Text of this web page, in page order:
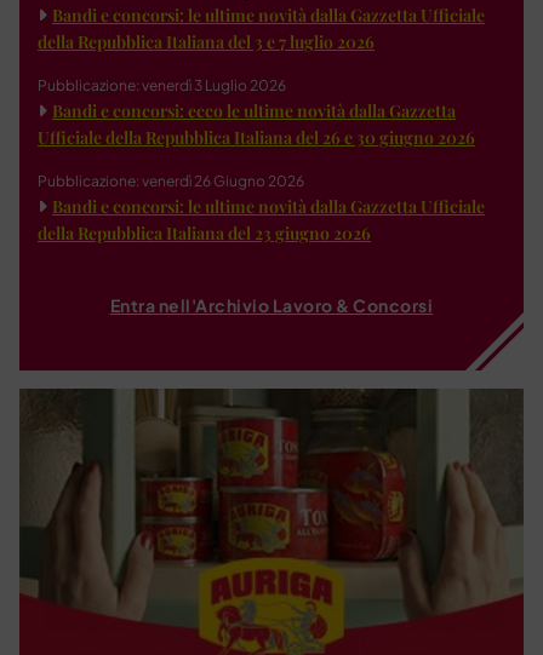
Bandi e concorsi: le ultime novità dalla Gazzetta Ufficiale
della Repubblica Italiana del 3 e 7 luglio 2026
Pubblicazione: venerdì 3 Luglio 2026
Bandi e concorsi: ecco le ultime novità dalla Gazzetta
Ufficiale della Repubblica Italiana del 26 e 30 giugno 2026
Pubblicazione: venerdì 26 Giugno 2026
Bandi e concorsi: le ultime novità dalla Gazzetta Ufficiale
della Repubblica Italiana del 23 giugno 2026
Entra nell'Archivio Lavoro & Concorsi